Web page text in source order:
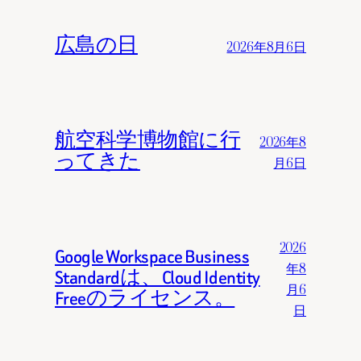
広島の日 2026年8月6日
航空科学博物館に行
ってきた
2026年8
月6日
Google Workspace Business
Standardは、Cloud Identity
Freeのライセンス。
2026
年8
月6
日